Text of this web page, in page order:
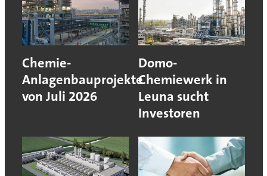
Chemie-
Anlagenbauprojekte
von Juli 2026
Domo-
Chemiewerk in
Leuna sucht
Investoren